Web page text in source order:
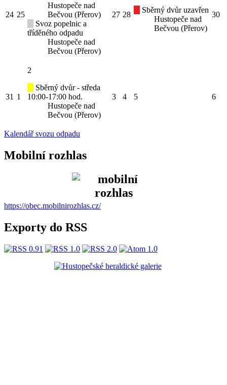
24 25
Hustopeče nad
Bečvou (Přerov)
Svoz popelnic a
tříděného odpadu
Hustopeče nad
Bečvou (Přerov)
27 28
Sběrný dvůr uzavřen
Hustopeče nad
Bečvou (Přerov)
30
31 1
2
Sběrný dvůr - středa
10:00-17:00 hod.
Hustopeče nad
Bečvou (Přerov)
3 4 5 6
Kalendář svozu odpadu
Mobilní rozhlas
https://obec.mobilnirozhlas.cz/
Exporty do RSS